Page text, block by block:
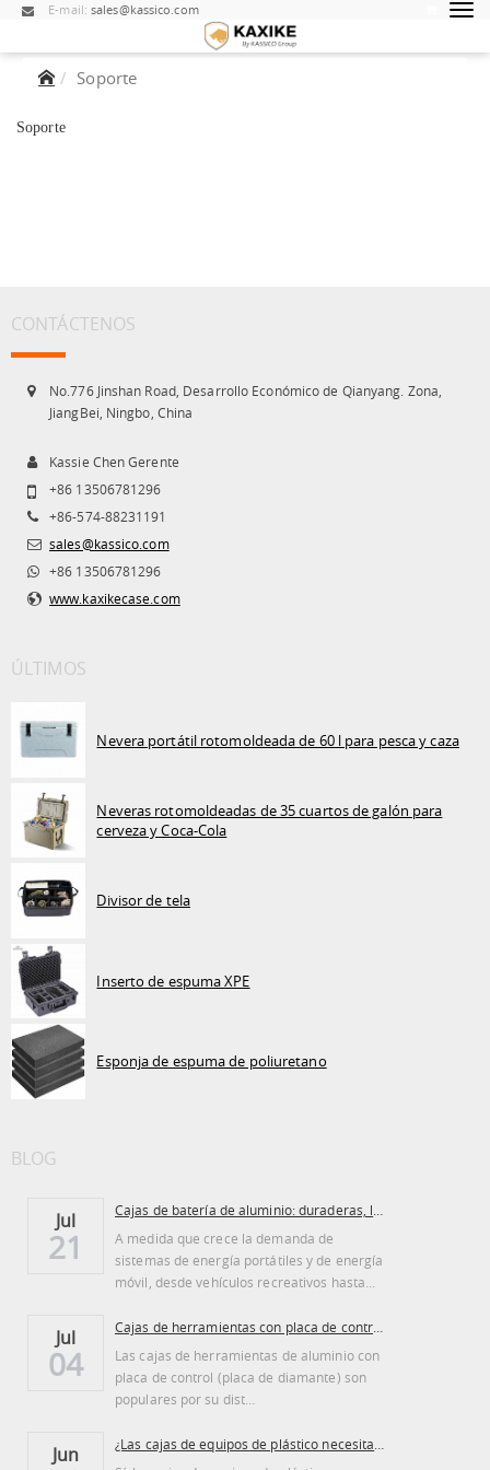
E-mail:sales@kassico.com
Soporte
Soporte
CONTÁCTENOS
No.776 Jinshan Road, Desarrollo Económico de Qianyang. Zona,
JiangBei, Ningbo, China
Kassie Chen Gerente
+86 13506781296
+86-574-88231191
sales@kassico.com
+86 13506781296
www.kaxikecase.com
ÚLTIMOS
Nevera portátil rotomoldeada de 60 l para pesca y caza
Neveras rotomoldeadas de 35 cuartos de galón para
cerveza y Coca-Cola
Divisor de tela
Inserto de espuma XPE
Esponja de espuma de poliuretano
BLOG
Jul
21
A medida que crece la demanda de
sistemas de energía portátiles y de energía
móvil, desde vehículos recreativos hasta...
Jul
04
Las cajas de herramientas de aluminio con
placa de control (placa de diamante) son
populares por su dist…
Jun